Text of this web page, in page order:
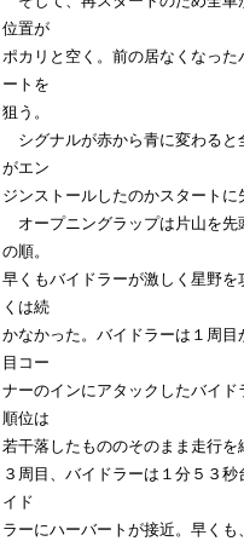
位置が
ポカリと空く。前の居なくなっ
ートを
狙う。
シグナルが赤から青に変わると
がエン
ジンストールしたのかスタートに
オープニングラップは片山を先
の順。
早くもバイドラーが激しく星野
くは続
かなかった。バイドラーは１周
目コー
ナーのインにアタックしたバイ
順位は
若干落したもののそのまま走行を
３周目、バイドラーは１分５３
イド
ラーにハーバートが接近。早くも